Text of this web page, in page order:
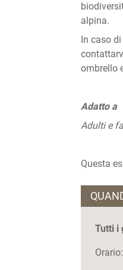
alpina.
In caso
ombrello
Adatto a
Adulti e
Questa
Tutti i